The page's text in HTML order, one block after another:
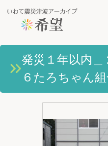
いわて震災津波アーカイブとは
岩手県の被害状況
ピックアップコンテンツ
発災１年以内＿
６たろちゃん